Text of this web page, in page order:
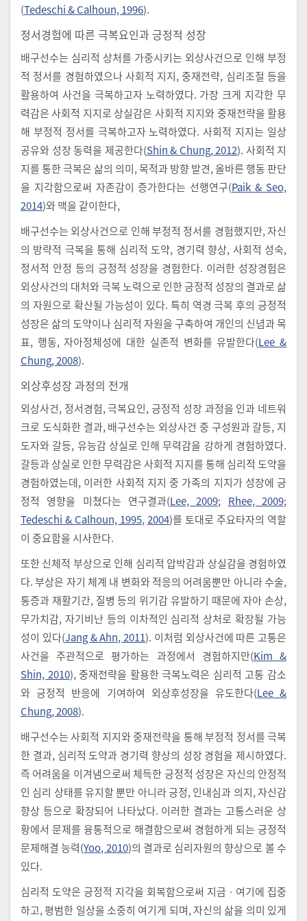
(Tedeschi & Calhoun, 1996).
정서경험에 따른 극복요인과 긍정적 성장
배구선수는 심리적 상처를 가중시키는 외상사건으로 인해 부정
적 정서를 경험하였으나 사회적 지지, 중재전략, 심리조절 등을
활용하여 사건을 극복하고자 노력하였다. 가장 크게 지각한 무
력감은 사회적 지지로 상실감은 사회적 지지와 중재전략을 활용
해 부정적 정서를 극복하고자 노력하였다. 사회적 지지는 일상
공유와 성장 동력을 제공한다(Shin & Chung, 2012). 사회적 지
지를 통한 극복은 삶의 의미, 목적과 방향 발견, 올바른 행동 판단
을 지각함으로써 자존감이 증가한다는 선행연구(Paik & Seo,
2014)와 맥을 같이한다,
배구선수는 외상사건으로 인해 부정적 정서를 경험했지만, 자신
의 방략적 극복을 통해 심리적 도약, 경기력 향상, 사회적 성숙,
정서적 안정 등의 긍정적 성장을 경험한다. 이러한 성장경험은
외상사건의 대처와 극복 노력으로 인한 긍정적 성장의 결과로 삶
의 자원으로 확산될 가능성이 있다. 특히 역경 극복 후의 긍정적
성장은 삶의 도약이나 심리적 자원을 구축하여 개인의 신념과 목
표, 행동, 자아정체성에 대한 실존적 변화를 유발한다(Lee &
Chung, 2008).
외상후성장 과정의 전개
외상사건, 정서경험, 극복요인, 긍정적 성장 과정을 인과 네트워
크로 도식화한 결과, 배구선수는 외상사건 중 구성원과 갈등, 지
도자와 갈등, 유능감 상실로 인해 무력감을 강하게 경험하였다.
갈등과 상실로 인한 무력감은 사회적 지지를 통해 심리적 도약을
경험하였는데, 이러한 사회적 지지 중 가족의 지지가 성장에 긍
정적 영향을 미쳤다는 연구결과(Lee, 2009; Rhee, 2009;
Tedeschi & Calhoun, 1995,2004)를 토대로 주요타자의 역할
이 중요함을 시사한다.
또한 신체적 부상으로 인해 심리적 압박감과 상실감을 경험하였
다. 부상은 자기 체계 내 변화와 적응의 어려움뿐만 아니라 수술,
통증과 재활기간, 질병 등의 위기감 유발하기 때문에 자아 손상,
무가치감, 자기비난 등의 이차적인 심리적 상처로 확장될 가능
성이 있다(Jang & Ahn, 2011). 이처럼 외상사건에 따른 고통은
사건을 주관적으로 평가하는 과정에서 경험하지만(Kim &
Shin, 2010), 중재전략을 활용한 극복노력은 심리적 고통 감소
와 긍정적 반응에 기여하여 외상후성장을 유도한다(Lee &
Chung, 2008).
배구선수는 사회적 지지와 중재전략을 통해 부정적 정서를 극복
한 결과, 심리적 도약과 경기력 향상의 성장 경험을 제시하였다.
즉 어려움을 이겨냄으로써 체득한 긍정적 성장은 자신의 안정적
인 심리 상태를 유지할 뿐만 아니라 긍정, 인내심과 의지, 자신감
향상 등으로 확장되어 나타났다. 이러한 결과는 고통스러운 상
황에서 문제를 융통적으로 해결함으로써 경험하게 되는 긍정적
문제해결 능력(Yoo, 2010)의 결과로 심리자원의 향상으로 볼 수
있다.
심리적 도약은 긍정적 지각을 회복함으로써 지금ㆍ여기에 집중
하고, 평범한 일상을 소중히 여기게 되며, 자신의 삶을 의미 있게